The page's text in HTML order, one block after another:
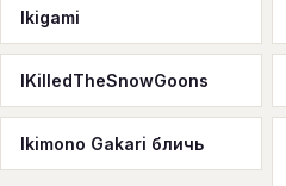
Ikigami
IKilledTheSnowGoons
Ikimono Gakari бличь